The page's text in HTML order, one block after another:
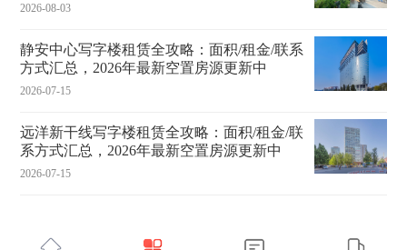
2026-08-03
静安中心写字楼租赁全攻略：面积/租金/联系
方式汇总，2026年最新空置房源更新中
2026-07-15
远洋新干线写字楼租赁全攻略：面积/租金/联
系方式汇总，2026年最新空置房源更新中
2026-07-15